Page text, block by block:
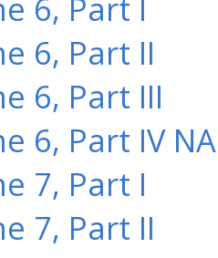
6, Part II
6, Part III
6, Part IV NA
7, Part I
7, Part II